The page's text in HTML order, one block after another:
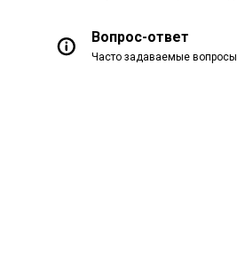
Вопрос-ответ
Часто задаваемые вопросы